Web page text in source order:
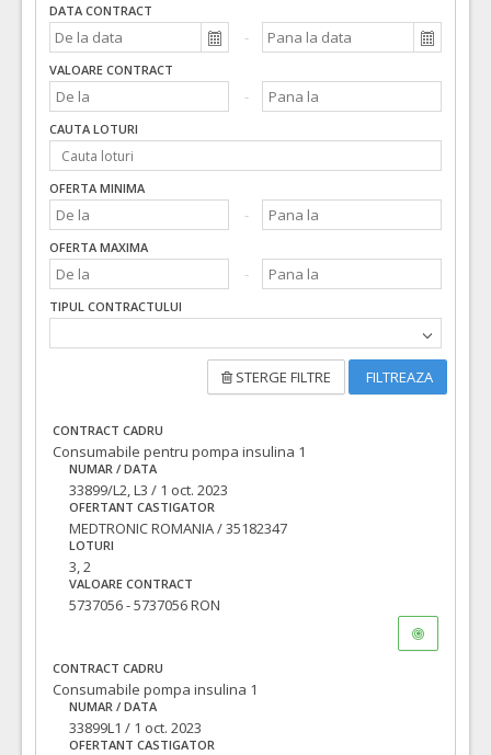
DATA CONTRACT
VALOARE CONTRACT
CAUTA LOTURI
OFERTA MINIMA
OFERTA MAXIMA
TIPUL CONTRACTULUI
STERGE FILTRE FILTREAZA
CONTRACT CADRU
Consumabile pentru pompa insulina 1
NUMAR / DATA
33899/L2, L3 / 1 oct. 2023
OFERTANT CASTIGATOR
MEDTRONIC ROMANIA / 35182347
LOTURI
3, 2
VALOARE CONTRACT
5737056 - 5737056 RON
CONTRACT CADRU
Consumabile pompa insulina 1
NUMAR / DATA
33899L1 / 1 oct. 2023
OFERTANT CASTIGATOR